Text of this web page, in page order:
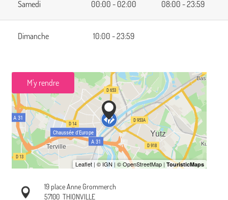
Samedi 00:00 - 02:00 08:00 - 23:59
Dimanche 10:00 - 23:59
M'y rendre
19 place Anne Grommerch
57100 THIONVILLE